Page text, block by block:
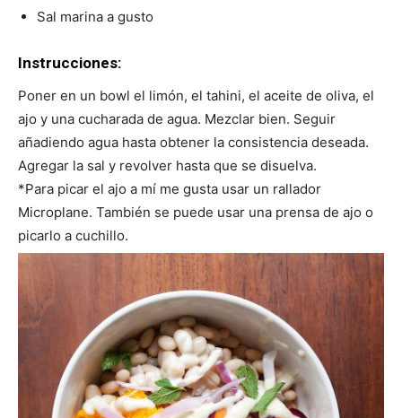
Sal marina a gusto
Instrucciones:
Poner en un bowl el limón, el tahini, el aceite de oliva, el
ajo y una cucharada de agua. Mezclar bien. Seguir
añadiendo agua hasta obtener la consistencia deseada.
Agregar la sal y revolver hasta que se disuelva.
*Para picar el ajo a mí me gusta usar un rallador
Microplane. También se puede usar una prensa de ajo o
picarlo a cuchillo.